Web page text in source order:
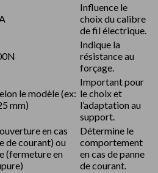
Influence le
choix du calibre
de fil électrique.
Indique la
résistance au
forçage.
le modèle (ex:
mm)
Important pour
le choix et
l’adaptation au
support.
en cas
de courant) ou
(fermeture en
Détermine le
comportement
en cas de panne
de courant.